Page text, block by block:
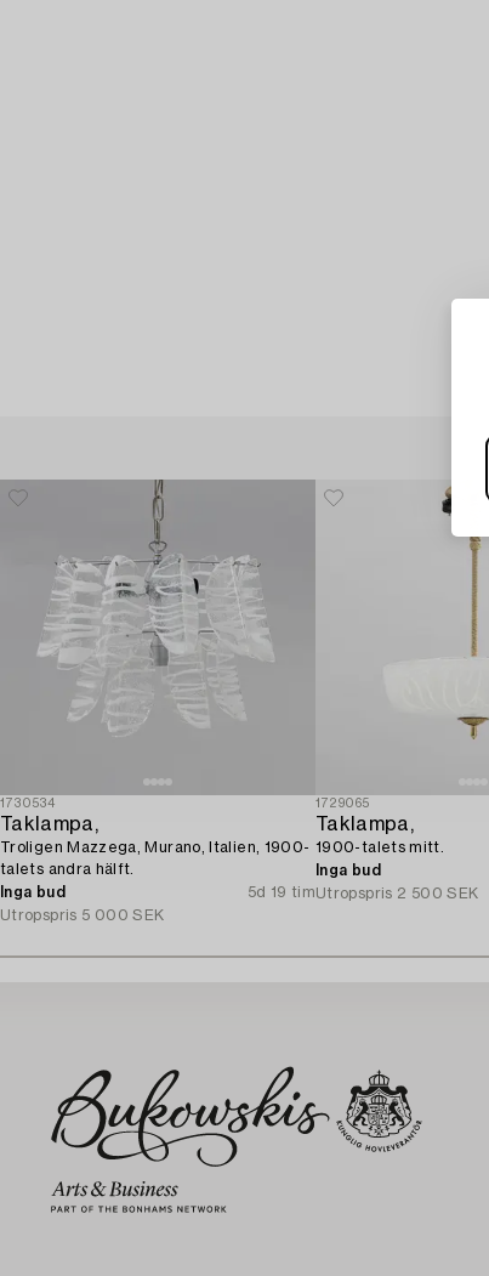
1730534
Taklampa,
Troligen Mazzega, Murano, Italien, 1900-
talets andra hälft.
Inga bud
5d 19 tim
Utropspris 5 000 SEK
1729065
Taklampa,
1900-talets mitt.
Inga bud
Utropspris 2 500 SEK